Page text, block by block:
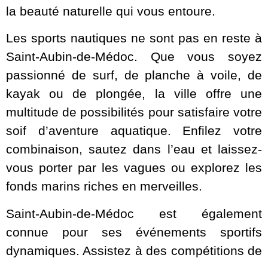
la beauté naturelle qui vous entoure.
Les sports nautiques ne sont pas en reste à
Saint-Aubin-de-Médoc. Que vous soyez
passionné de surf, de planche à voile, de
kayak ou de plongée, la ville offre une
multitude de possibilités pour satisfaire votre
soif d’aventure aquatique. Enfilez votre
combinaison, sautez dans l’eau et laissez-
vous porter par les vagues ou explorez les
fonds marins riches en merveilles.
Saint-Aubin-de-Médoc est également
connue pour ses événements sportifs
dynamiques. Assistez à des compétitions de